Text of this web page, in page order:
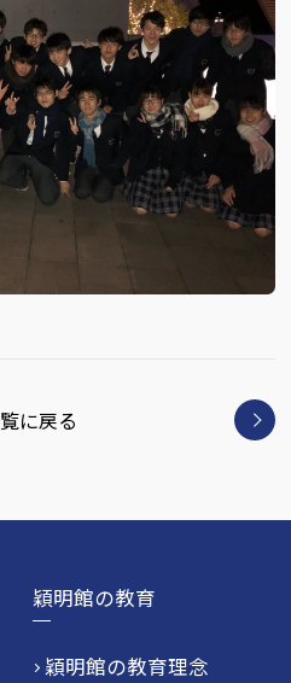
に戻る
穎明館の教育
穎明館の教育理念